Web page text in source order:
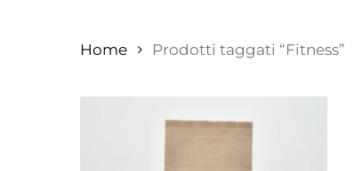
Home Prodotti taggati “Fitness”